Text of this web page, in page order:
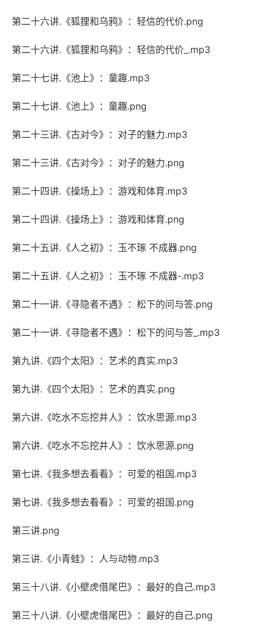
第二十六讲.《狐狸和乌鸦》：轻信的代价.png
第二十六讲.《狐狸和乌鸦》：轻信的代价_.mp3
第二十七讲.《池上》：童趣.mp3
第二十七讲.《池上》：童趣.png
第二十三讲.《古对今》：对子的魅力.mp3
第二十三讲.《古对今》：对子的魅力.png
第二十四讲.《操场上》：游戏和体育.mp3
第二十四讲.《操场上》：游戏和体育.png
第二十五讲.《人之初》：玉不琢 不成器.png
第二十五讲.《人之初》：玉不琢 不成器-.mp3
第二十一讲.《寻隐者不遇》：松下的问与答.png
第二十一讲.《寻隐者不遇》：松下的问与答_.mp3
第九讲.《四个太阳》：艺术的真实.mp3
第九讲.《四个太阳》：艺术的真实.png
第六讲.《吃水不忘挖井人》：饮水思源.mp3
第六讲.《吃水不忘挖井人》：饮水思源.png
第七讲.《我多想去看看》：可爱的祖国.mp3
第七讲.《我多想去看看》：可爱的祖国.png
第三讲.png
第三讲.《小青蛙》：人与动物.mp3
第三十八讲.《小壁虎借尾巴》：最好的自己.mp3
第三十八讲.《小壁虎借尾巴》：最好的自己.png